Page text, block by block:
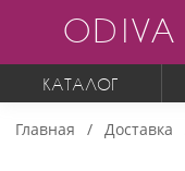
ODIVA
КАТАЛОГ
Главная Доставка